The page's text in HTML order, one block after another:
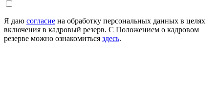
Я даю согласие на обработку персональных данных в целях
включения в кадровый резерв. С Положением о кадровом
резерве можно ознакомиться здесь.